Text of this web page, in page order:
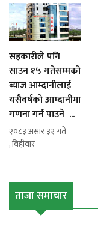
सहकारीले पनि
साउन १५ गतेसम्मको
ब्याज आम्दानीलाई
यसैवर्षको आम्दानीमा
गणना गर्न पाउने ...
२०८३ असार ३२ गते
, विहीवार
ताजा समाचार